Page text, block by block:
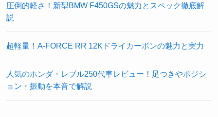
圧倒的軽さ！新型BMW F450GSの魅力とスペック徹底解
説
超軽量！A-FORCE RR 12Kドライカーボンの魅力と実力
人気のホンダ・レブル250代車レビュー！足つきやポジシ
ョン・振動を本音で解説